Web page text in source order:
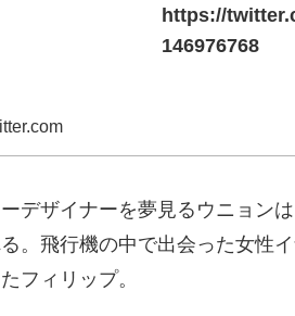
https://
146976768
デザイナーを夢見るウニョン
。飛行機の中で出会った女性
フィリップ。